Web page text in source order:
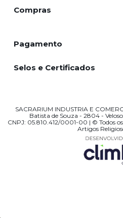
Compras
Pagamento
Selos e Certificados
SACRARIUM INDUSTRIA E
Batista de Souza - 2804 -
CNPJ: 05.810.412/0001-00 | © Todos
Artigos